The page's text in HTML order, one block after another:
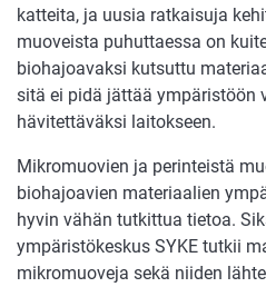
katteita, ja uusia ratkaisuja
muoveista puhuttaessa on
biohajoavaksi kutsuttu
sitä ei pidä jättää ympäristöön
hävitettäväksi laitokseen.
Mikromuovien ja perinteistä
biohajoavien materiaalien
hyvin vähän tutkittua tietoa.
ympäristökeskus SYKE tutkii
mikromuoveja sekä niiden